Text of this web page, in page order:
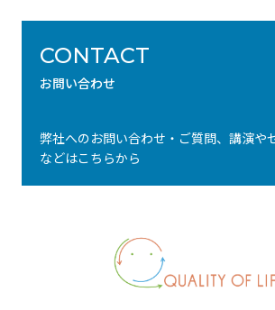
CONTACT
お問い合わせ
弊社へのお問い合わせ・ご質問、講演や
などはこちらから